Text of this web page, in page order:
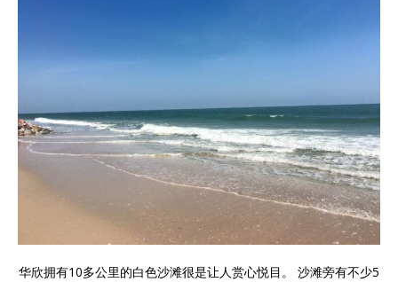
华欣拥有10多公里的白色沙滩很是让人赏心悦目。 沙滩旁有不少5